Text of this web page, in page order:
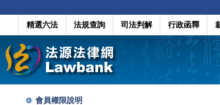
精選六法 法規查詢 司法判解 行政函釋
會員權限說明